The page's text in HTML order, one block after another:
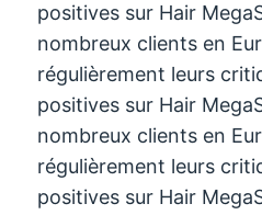
positives sur Hair
nombreux clients en
régulièrement leurs
positives sur Hair
nombreux clients en
régulièrement leurs
positives sur Hair